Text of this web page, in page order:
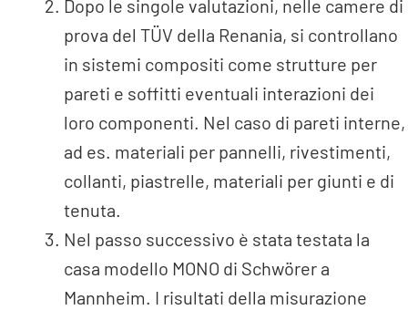
Dopo le singole valutazioni, nelle camere di
prova del TÜV della Renania, si controllano
in sistemi compositi come strutture per
pareti e soffitti eventuali interazioni dei
loro componenti. Nel caso di pareti interne,
ad es. materiali per pannelli, rivestimenti,
collanti, piastrelle, materiali per giunti e di
tenuta.
Nel passo successivo è stata testata la
casa modello MONO di Schwörer a
Mannheim. I risultati della misurazione